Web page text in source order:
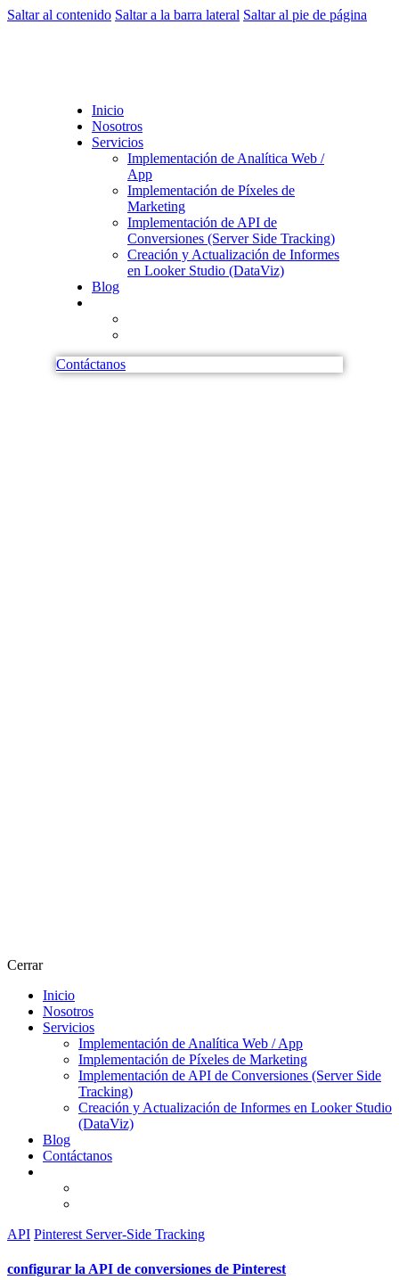
Saltar al contenido Saltar a la barra lateral Saltar al pie de página
Inicio
Nosotros
Servicios
Implementación de Analítica Web /
App
Implementación de Píxeles de
Marketing
Implementación de API de
Conversiones (Server Side Tracking)
Creación y Actualización de Informes
en Looker Studio (DataViz)
Blog
Contáctanos
Cerrar
Inicio
Nosotros
Servicios
Implementación de Analítica Web / App
Implementación de Píxeles de Marketing
Implementación de API de Conversiones (Server Side
Tracking)
Creación y Actualización de Informes en Looker Studio
(DataViz)
Blog
Contáctanos
API Pinterest Server-Side Tracking
configurar la API de conversiones de Pinterest